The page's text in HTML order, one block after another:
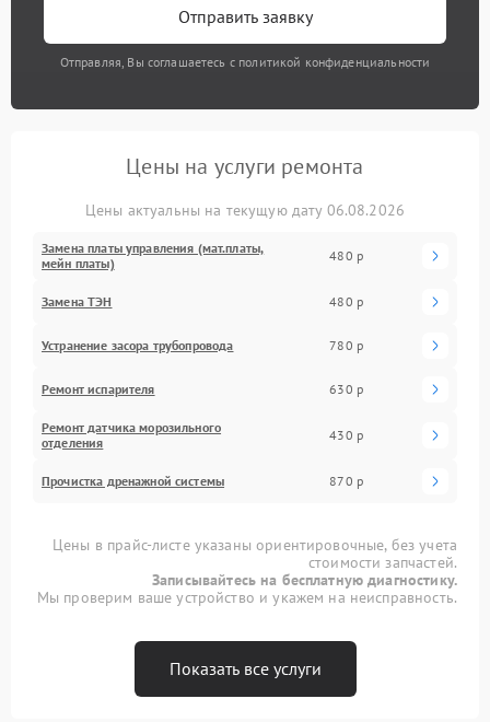
Отправить заявку
Отправляя, Вы соглашаетесь с политикой конфиденциальности
Цены на услуги ремонта
Цены актуальны на текущую дату 06.08.2026
Замена платы управления (мат.платы,
мейн платы)
480 р
Замена ТЭН 480 р
Устранение засора трубопровода 780 р
Ремонт испарителя 630 р
Ремонт датчика морозильного
отделения
430 р
Прочистка дренажной системы 870 р
Цены в прайс-листе указаны ориентировочные, без учета
стоимости запчастей.
Записывайтесь на бесплатную диагностику.
Мы проверим ваше устройство и укажем на неисправность.
Показать все услуги